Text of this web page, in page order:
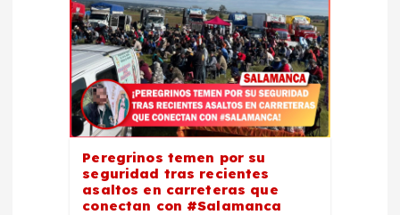
Peregrinos temen por su
seguridad tras recientes
asaltos en carreteras que
conectan con #Salamanca